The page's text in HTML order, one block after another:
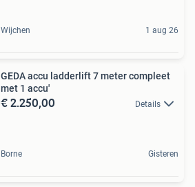
Wijchen 1 aug 26
GEDA accu ladderlift 7 meter compleet
met 1 accu'
€ 2.250,00 Details
Borne Gisteren